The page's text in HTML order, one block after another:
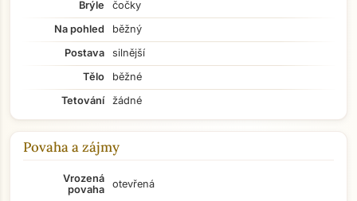
Brýle
čočky
Na pohled
běžný
Postava
silnější
Tělo
běžné
Tetování
žádné
Povaha a zájmy
Vrozená
povaha
otevřená